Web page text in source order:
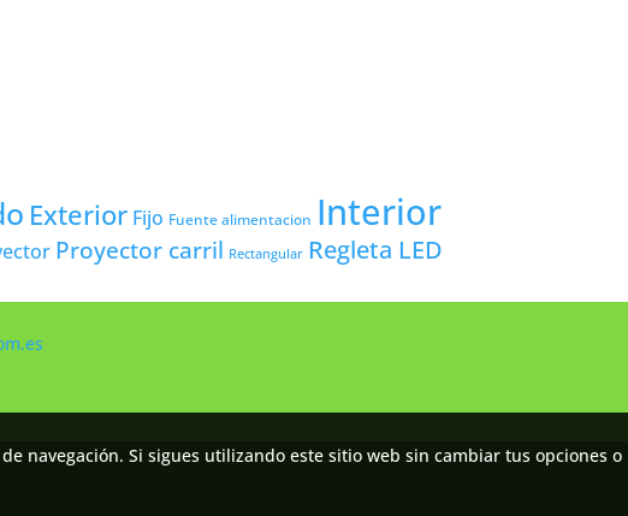
Exterior Fijo Fuente alimentacion Interior
Proyector carril Rectangular Regleta LED
navegación. Si sigues utilizando este sitio web sin cambiar tus opciones o